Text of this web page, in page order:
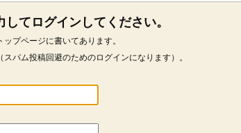
てログインしてください。
プページに書いてあります。
パム投稿回避のためのログインになります）。